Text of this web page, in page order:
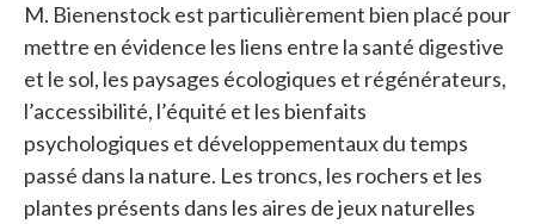
M. Bienenstock est particulièrement bien placé pour
mettre en évidence les liens entre la santé digestive
et le sol, les paysages écologiques et régénérateurs,
l’accessibilité, l’équité et les bienfaits
psychologiques et développementaux du temps
passé dans la nature. Les troncs, les rochers et les
plantes présents dans les aires de jeux naturelles